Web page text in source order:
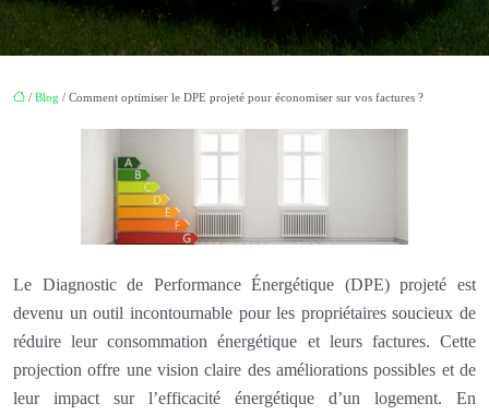
/ Blog / Comment optimiser le DPE projeté pour économiser sur vos factures ?
Le Diagnostic de Performance Énergétique (DPE) projeté est
devenu un outil incontournable pour les propriétaires soucieux de
réduire leur consommation énergétique et leurs factures. Cette
projection offre une vision claire des améliorations possibles et de
leur impact sur l’efficacité énergétique d’un logement. En